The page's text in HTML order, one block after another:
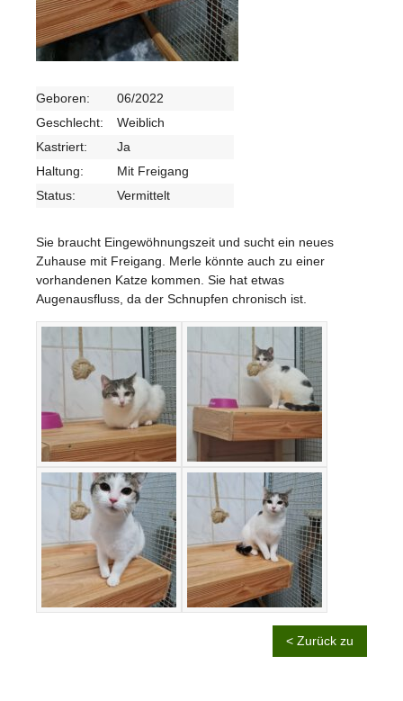
Geboren:
06/2022
Geschlecht:
Weiblich
Kastriert:
Ja
Haltung:
Mit Freigang
Status:
Vermittelt
Sie braucht Eingewöhnungszeit und sucht ein neues
Zuhause mit Freigang. Merle könnte auch zu einer
vorhandenen Katze kommen. Sie hat etwas
Augenausfluss, da der Schnupfen chronisch ist.
< Zurück zu